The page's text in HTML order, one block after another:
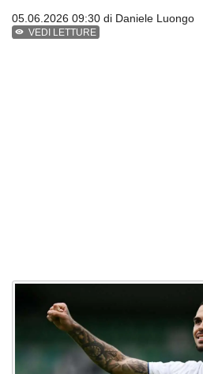
05.06.2026 09:30 di Daniele Luongo
VEDI LETTURE